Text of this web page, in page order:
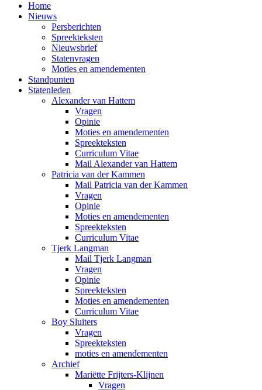
Home
Nieuws
Persberichten
Spreekteksten
Nieuwsbrief
Statenvragen
Moties en amendementen
Standpunten
Statenleden
Alexander van Hattem
Vragen
Opinie
Moties en amendementen
Spreekteksten
Curriculum Vitae
Mail Alexander van Hattem
Patricia van der Kammen
Mail Patricia van der Kammen
Vragen
Opinie
Moties en amendementen
Spreekteksten
Curriculum Vitae
Tjerk Langman
Mail Tjerk Langman
Vragen
Opinie
Spreekteksten
Moties en amendementen
Curriculum Vitae
Boy Sluiters
Vragen
Spreekteksten
moties en amendementen
Archief
Mariëtte Frijters-Klijnen
Vragen